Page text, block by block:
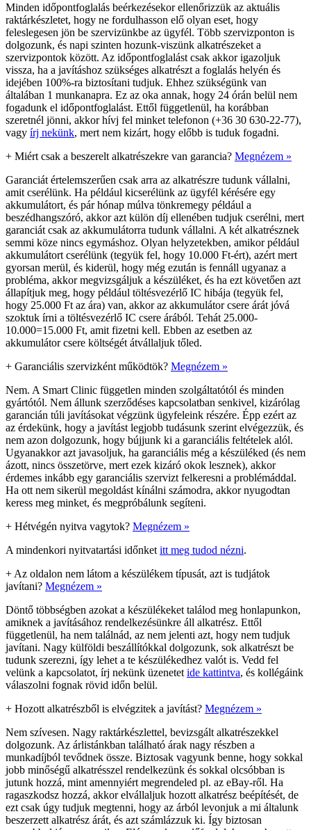
Minden időpontfoglalás beérkezésekor ellenőrizzük az aktuális
raktárkészletet, hogy ne fordulhasson elő olyan eset, hogy
feleslegesen jön be szervizünkbe az ügyfél. Több szervizponton is
dolgozunk, és napi szinten hozunk-viszünk alkatrészeket a
szervizpontok között. Az időpontfoglalást csak akkor igazoljuk
vissza, ha a javításhoz szükséges alkatrészt a foglalás helyén és
idejében 100%-ra biztosítani tudjuk. Ehhez szükségünk van
általában 1 munkanapra. Ez az oka annak, hogy 24 órán belül nem
fogadunk el időpontfoglalást. Ettől függetlenül, ha korábban
szeretnél jönni, akkor hívj fel minket telefonon (+36 30 630-22-77),
vagy írj nekünk, mert nem kizárt, hogy előbb is tuduk fogadni.
+ Miért csak a beszerelt alkatrészekre van garancia? Megnézem »
Garanciát értelemszerűen csak arra az alkatrészre tudunk vállalni,
amit cserélünk. Ha például kicserélünk az ügyfél kérésére egy
akkumulátort, és pár hónap múlva tönkremegy például a
beszédhangszóró, akkor azt külön díj ellenében tudjuk cserélni, mert
garanciát csak az akkumulátorra tudunk vállalni. A két alkatrésznek
semmi köze nincs egymáshoz. Olyan helyzetekben, amikor például
akkumulátort cserélünk (tegyük fel, hogy 10.000 Ft-ért), azért mert
gyorsan merül, és kiderül, hogy még ezután is fennáll ugyanaz a
probléma, akkor megvizsgáljuk a készüléket, és ha ezt követően azt
állapítjuk meg, hogy például töltésvezérlő IC hibája (tegyük fel,
hogy 25.000 Ft az ára) van, akkor az akkumulátor csere árát jóvá
szoktuk írni a töltésvezérlő IC csere árából. Tehát 25.000-
10.000=15.000 Ft, amit fizetni kell. Ebben az esetben az
akkumulátor csere költségét átvállaljuk tőled.
+ Garanciális szervizként működtök? Megnézem »
Nem. A Smart Clinic független minden szolgáltatótól és minden
gyártótól. Nem állunk szerződéses kapcsolatban senkivel, kizárólag
garancián túli javításokat végzünk ügyfeleink részére. Épp ezért az
az érdekünk, hogy a javítást legjobb tudásunk szerint elvégezzük, és
nem azon dolgozunk, hogy bújjunk ki a garanciális feltételek alól.
Ugyanakkor azt javasoljuk, ha garanciális még a készüléked (és nem
ázott, nincs összetörve, mert ezek kizáró okok lesznek), akkor
érdemes inkább egy garanciális szervizt felkeresni a problémáddal.
Ha ott nem sikerül megoldást kínálni számodra, akkor nyugodtan
keress meg minket, és megpróbálunk segíteni.
+ Hétvégén nyitva vagytok? Megnézem »
A mindenkori nyitvatartási időnket itt meg tudod nézni.
+ Az oldalon nem látom a készülékem típusát, azt is tudjátok
javítani? Megnézem »
Döntő többségben azokat a készülékeket találod meg honlapunkon,
amiknek a javításához rendelkezésünkre áll alkatrész. Ettől
függetlenül, ha nem találnád, az nem jelenti azt, hogy nem tudjuk
javítani. Nagy külföldi beszállítókkal dolgozunk, sok alkatrészt be
tudunk szerezni, így lehet a te készülékedhez valót is. Vedd fel
velünk a kapcsolatot, írj nekünk üzenetet ide kattintva, és kollégáink
válaszolni fognak rövid időn belül.
+ Hozott alkatrészből is elvégzitek a javítást? Megnézem »
Nem szívesen. Nagy raktárkészlettel, bevizsgált alkatrészekkel
dolgozunk. Az árlistánkban található árak nagy részben a
munkadíjból tevődnek össze. Biztosak vagyunk benne, hogy sokkal
jobb minőségű alkatrésszel rendelkezünk és sokkal olcsóbban is
jutunk hozzá, mint amennyiért megrendeled pl. az eBay-ről. Ha
ragaszkodsz hozzá, akkor elvállaljuk hozott alkatrész beépítését, de
ezt csak úgy tudjuk megtenni, hogy az árból levonjuk a mi általunk
beszerzett alkatrész árát, és azt számlázzuk ki. Így biztosan